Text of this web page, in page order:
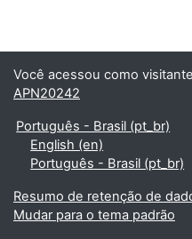
Você acessou como
APN20242
Português - Brasil ‎(pt_br)‎
English ‎(en)‎
Português - Brasil ‎(pt_br)‎
Resumo de retenção de
Mudar para o tema padrão